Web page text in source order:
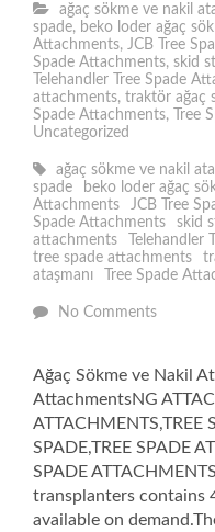
ağaç sökme ve nakil
spade, beko loder ağaç
Attachments, JCB Tree
Spade Attachments, skid
Telehandler Tree Spade
attachments, traktör ağaç
Spade Attachments, Tree
Uncategorized
ağaç sökme ve nakil
spade
beko loder ağaç
Attachments
JCB Tree
Spade Attachments
skid
attachments
Telehandler
tree spade attachments
ataşmanı
Tree Spade
No Comments
Ağaç Sökme ve Nakil
AttachmentsNG
ATTACHMENTS,TREE
SPADE,TREE SPADE
SPADE
transplanters contains
available on